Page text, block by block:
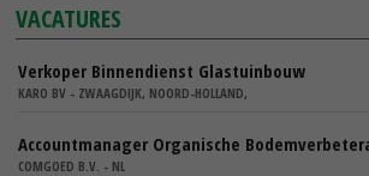
VACATURES
Verkoper Binnendienst Glastuinbouw
KARO BV - ZWAAGDIJK, NOORD-HOLLAND,
Accountmanager Organische
COMGOED B.V. - NL